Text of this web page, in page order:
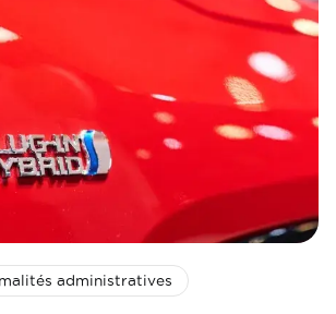
administratives